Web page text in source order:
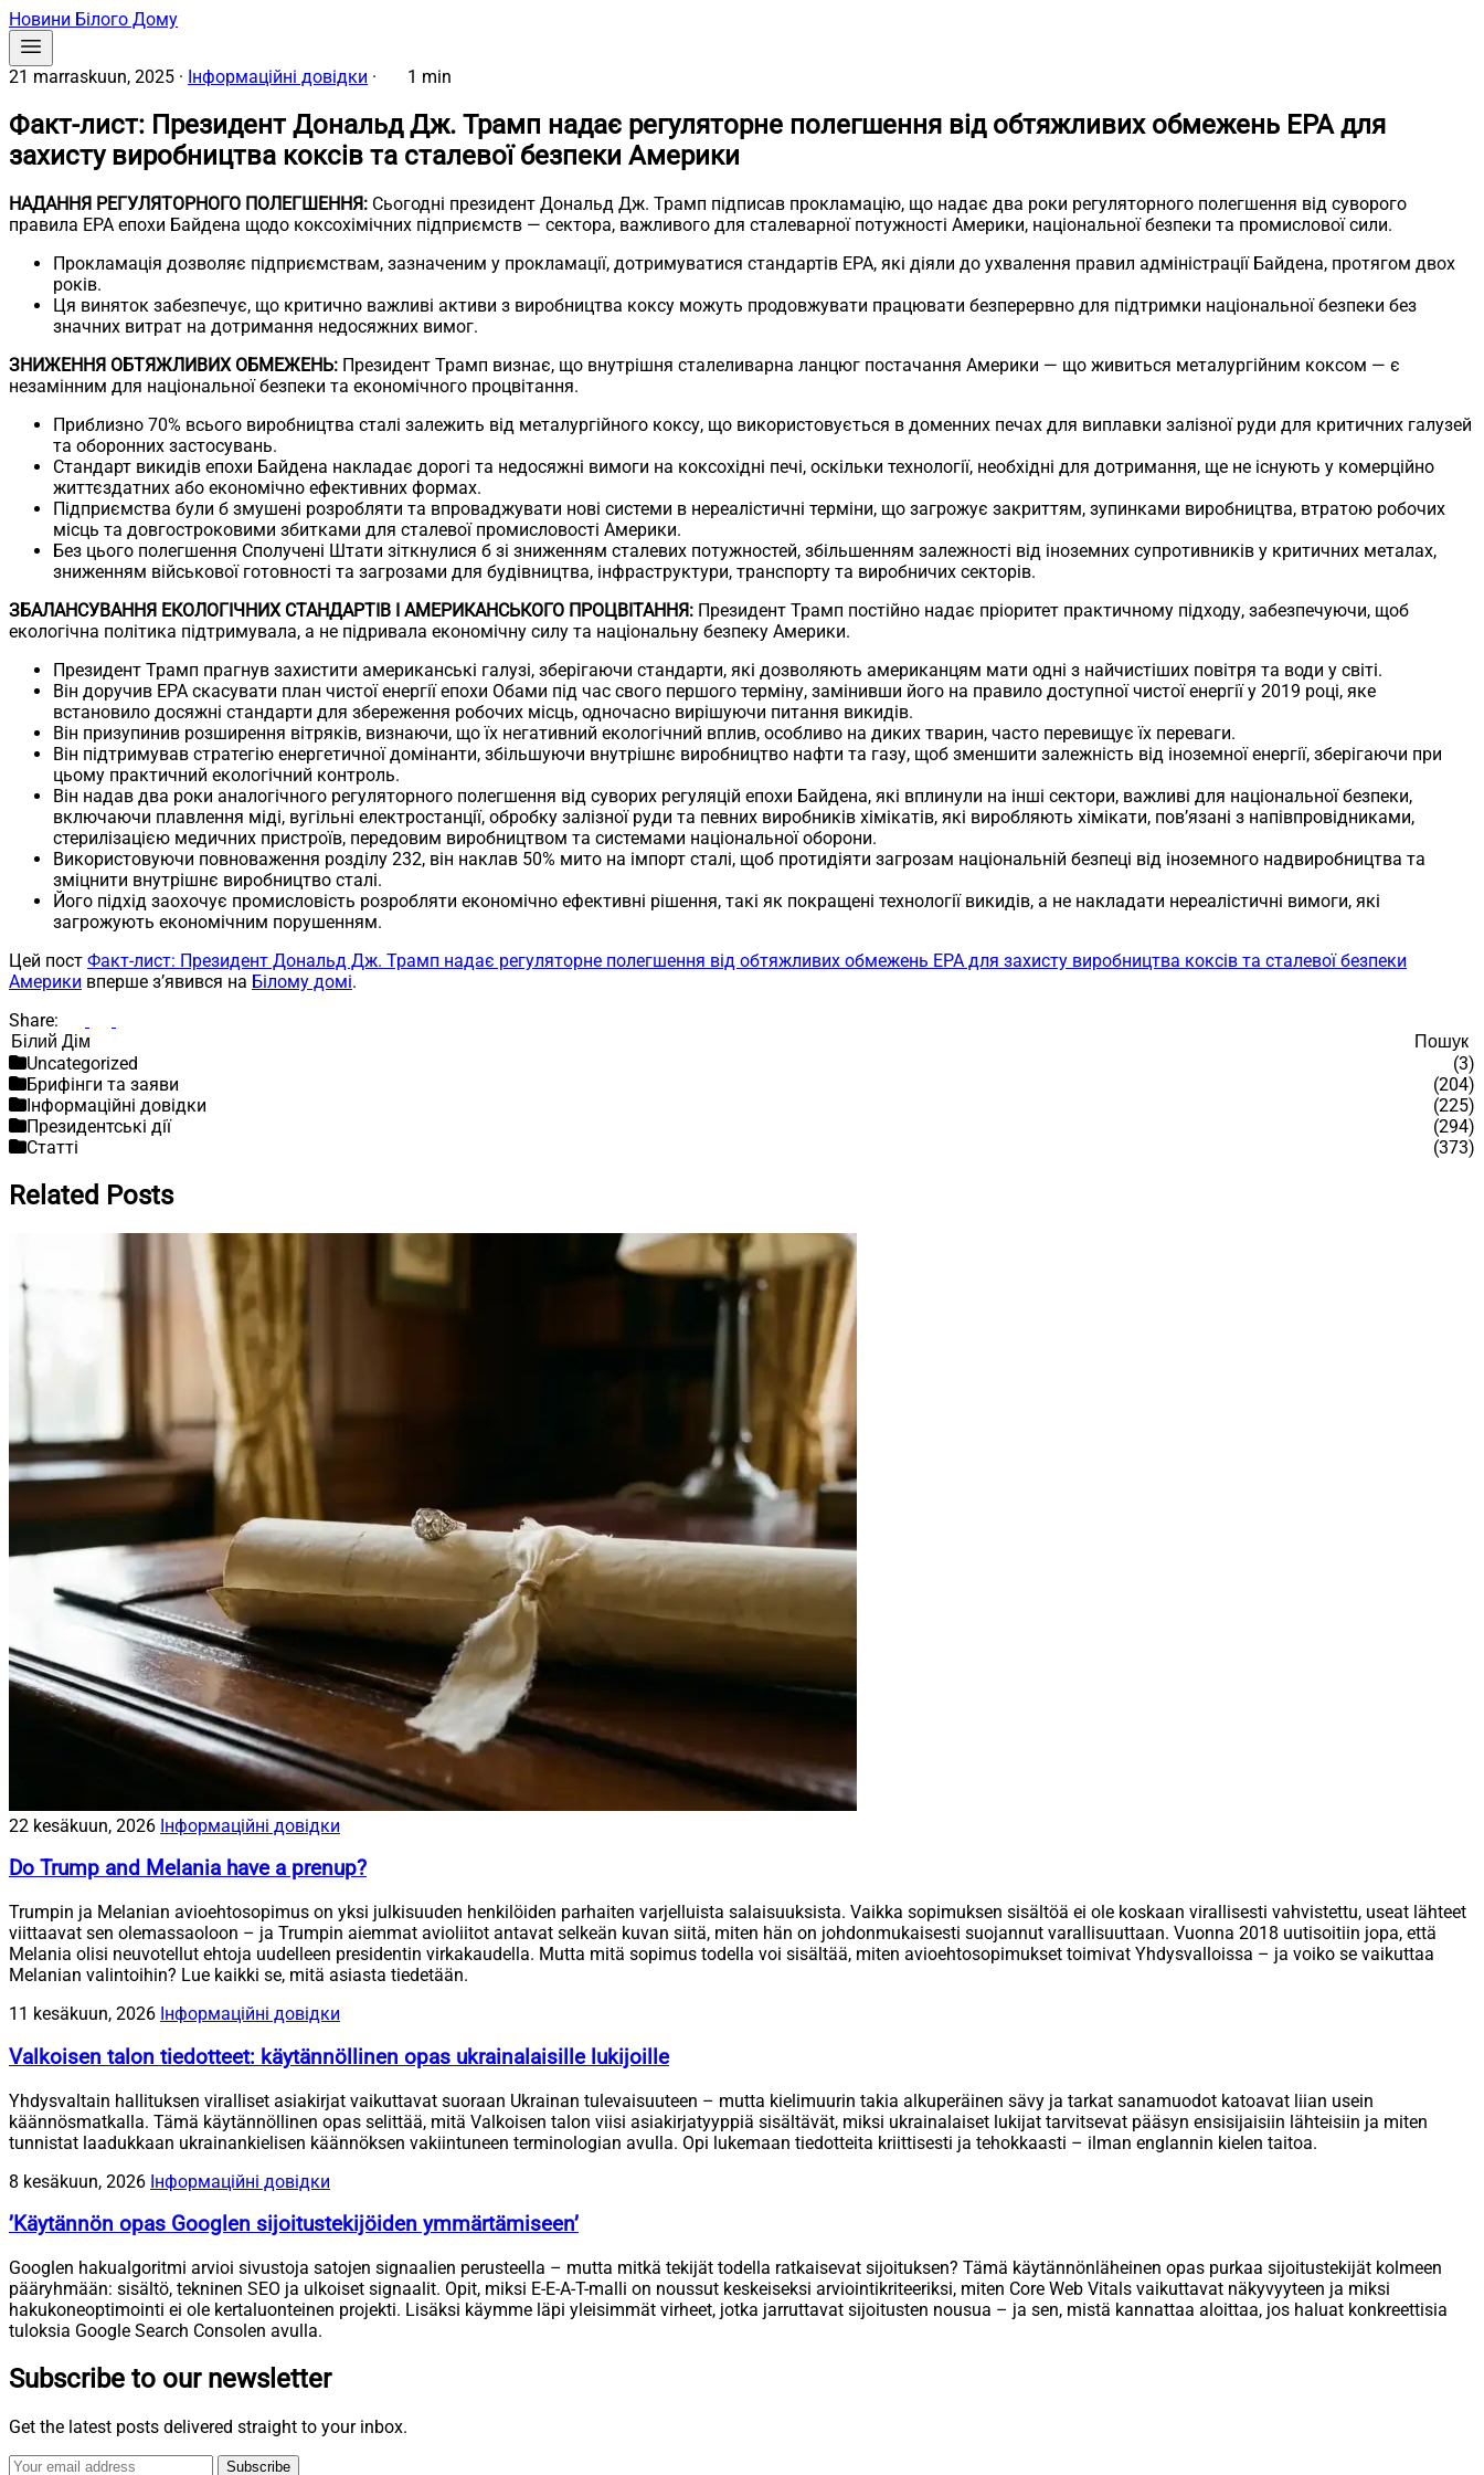
Новини Білого Дому
21 marraskuun, 2025 · Інформаційні довідки · 1 min
Факт-лист: Президент Дональд Дж. Трамп надає регуляторне полегшення від обтяжливих обмежень EPA для
захисту виробництва коксів та сталевої безпеки Америки
НАДАННЯ РЕГУЛЯТОРНОГО ПОЛЕГШЕННЯ: Сьогодні президент Дональд Дж. Трамп підписав прокламацію, що надає два роки регуляторного полегшення від суворого
правила EPA епохи Байдена щодо коксохімічних підприємств — сектора, важливого для сталеварної потужності Америки, національної безпеки та промислової сили.
Прокламація дозволяє підприємствам, зазначеним у прокламації, дотримуватися стандартів EPA, які діяли до ухвалення правил адміністрації Байдена, протягом двох
років.
Ця виняток забезпечує, що критично важливі активи з виробництва коксу можуть продовжувати працювати безперервно для підтримки національної безпеки без
значних витрат на дотримання недосяжних вимог.
ЗНИЖЕННЯ ОБТЯЖЛИВИХ ОБМЕЖЕНЬ: Президент Трамп визнає, що внутрішня сталеливарна ланцюг постачання Америки — що живиться металургійним коксом — є
незамінним для національної безпеки та економічного процвітання.
Приблизно 70% всього виробництва сталі залежить від металургійного коксу, що використовується в доменних печах для виплавки залізної руди для критичних галузей
та оборонних застосувань.
Стандарт викидів епохи Байдена накладає дорогі та недосяжні вимоги на коксохідні печі, оскільки технології, необхідні для дотримання, ще не існують у комерційно
життєздатних або економічно ефективних формах.
Підприємства були б змушені розробляти та впроваджувати нові системи в нереалістичні терміни, що загрожує закриттям, зупинками виробництва, втратою робочих
місць та довгостроковими збитками для сталевої промисловості Америки.
Без цього полегшення Сполучені Штати зіткнулися б зі зниженням сталевих потужностей, збільшенням залежності від іноземних супротивників у критичних металах,
зниженням військової готовності та загрозами для будівництва, інфраструктури, транспорту та виробничих секторів.
ЗБАЛАНСУВАННЯ ЕКОЛОГІЧНИХ СТАНДАРТІВ І АМЕРИКАНСЬКОГО ПРОЦВІТАННЯ: Президент Трамп постійно надає пріоритет практичному підходу, забезпечуючи, щоб
екологічна політика підтримувала, а не підривала економічну силу та національну безпеку Америки.
Президент Трамп прагнув захистити американські галузі, зберігаючи стандарти, які дозволяють американцям мати одні з найчистіших повітря та води у світі.
Він доручив EPA скасувати план чистої енергії епохи Обами під час свого першого терміну, замінивши його на правило доступної чистої енергії у 2019 році, яке
встановило досяжні стандарти для збереження робочих місць, одночасно вирішуючи питання викидів.
Він призупинив розширення вітряків, визнаючи, що їх негативний екологічний вплив, особливо на диких тварин, часто перевищує їх переваги.
Він підтримував стратегію енергетичної домінанти, збільшуючи внутрішнє виробництво нафти та газу, щоб зменшити залежність від іноземної енергії, зберігаючи при
цьому практичний екологічний контроль.
Він надав два роки аналогічного регуляторного полегшення від суворих регуляцій епохи Байдена, які вплинули на інші сектори, важливі для національної безпеки,
включаючи плавлення міді, вугільні електростанції, обробку залізної руди та певних виробників хімікатів, які виробляють хімікати, пов’язані з напівпровідниками,
стерилізацією медичних пристроїв, передовим виробництвом та системами національної оборони.
Використовуючи повноваження розділу 232, він наклав 50% мито на імпорт сталі, щоб протидіяти загрозам національній безпеці від іноземного надвиробництва та
зміцнити внутрішнє виробництво сталі.
Його підхід заохочує промисловість розробляти економічно ефективні рішення, такі як покращені технології викидів, а не накладати нереалістичні вимоги, які
загрожують економічним порушенням.
Цей пост Факт-лист: Президент Дональд Дж. Трамп надає регуляторне полегшення від обтяжливих обмежень EPA для захисту виробництва коксів та сталевої безпеки
Америки вперше з’явився на Білому домі.
Share:
Пошук
Пошук
Uncategorized
(3)
Брифінги та заяви
(204)
Інформаційні довідки
(225)
Президентські дії
(294)
Статті
(373)
Related Posts
22 kesäkuun, 2026 Інформаційні довідки
Do Trump and Melania have a prenup?
Trumpin ja Melanian avioehtosopimus on yksi julkisuuden henkilöiden parhaiten varjelluista salaisuuksista. Vaikka sopimuksen sisältöä ei ole koskaan virallisesti vahvistettu, useat lähteet
viittaavat sen olemassaoloon – ja Trumpin aiemmat avioliitot antavat selkeän kuvan siitä, miten hän on johdonmukaisesti suojannut varallisuuttaan. Vuonna 2018 uutisoitiin jopa, että
Melania olisi neuvotellut ehtoja uudelleen presidentin virkakaudella. Mutta mitä sopimus todella voi sisältää, miten avioehtosopimukset toimivat Yhdysvalloissa – ja voiko se vaikuttaa
Melanian valintoihin? Lue kaikki se, mitä asiasta tiedetään.
11 kesäkuun, 2026 Інформаційні довідки
Valkoisen talon tiedotteet: käytännöllinen opas ukrainalaisille lukijoille
Yhdysvaltain hallituksen viralliset asiakirjat vaikuttavat suoraan Ukrainan tulevaisuuteen – mutta kielimuurin takia alkuperäinen sävy ja tarkat sanamuodot katoavat liian usein
käännösmatkalla. Tämä käytännöllinen opas selittää, mitä Valkoisen talon viisi asiakirjatyyppiä sisältävät, miksi ukrainalaiset lukijat tarvitsevat pääsyn ensisijaisiin lähteisiin ja miten
tunnistat laadukkaan ukrainankielisen käännöksen vakiintuneen terminologian avulla. Opi lukemaan tiedotteita kriittisesti ja tehokkaasti – ilman englannin kielen taitoa.
8 kesäkuun, 2026 Інформаційні довідки
’Käytännön opas Googlen sijoitustekijöiden ymmärtämiseen’
Googlen hakualgoritmi arvioi sivustoja satojen signaalien perusteella – mutta mitkä tekijät todella ratkaisevat sijoituksen? Tämä käytännönläheinen opas purkaa sijoitustekijät kolmeen
pääryhmään: sisältö, tekninen SEO ja ulkoiset signaalit. Opit, miksi E-E-A-T-malli on noussut keskeiseksi arviointikriteeriksi, miten Core Web Vitals vaikuttavat näkyvyyteen ja miksi
hakukoneoptimointi ei ole kertaluonteinen projekti. Lisäksi käymme läpi yleisimmät virheet, jotka jarruttavat sijoitusten nousua – ja sen, mistä kannattaa aloittaa, jos haluat konkreettisia
tuloksia Google Search Consolen avulla.
Subscribe to our newsletter
Get the latest posts delivered straight to your inbox.
Subscribe